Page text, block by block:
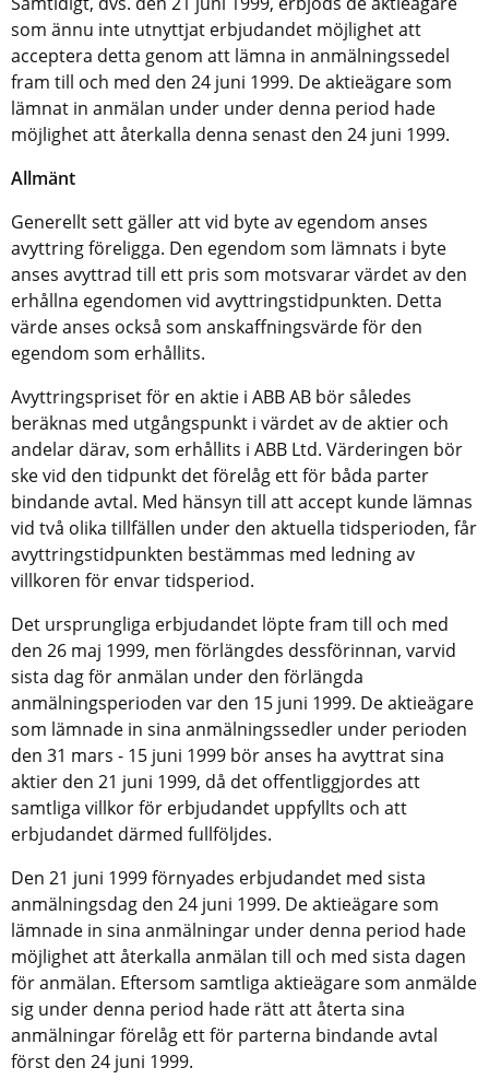
som ännu inte utnyttjat erbjudandet möjlighet att
acceptera detta genom att lämna in anmälningssedel
fram till och med den 24 juni 1999. De aktieägare som
lämnat in anmälan under under denna period hade
möjlighet att återkalla denna senast den 24 juni 1999.
Allmänt
Generellt sett gäller att vid byte av egendom anses
avyttring föreligga. Den egendom som lämnats i byte
anses avyttrad till ett pris som motsvarar värdet av den
erhållna egendomen vid avyttringstidpunkten. Detta
värde anses också som anskaffningsvärde för den
egendom som erhållits.
Avyttringspriset för en aktie i ABB AB bör således
beräknas med utgångspunkt i värdet av de aktier och
andelar därav, som erhållits i ABB Ltd. Värderingen bör
ske vid den tidpunkt det förelåg ett för båda parter
bindande avtal. Med hänsyn till att accept kunde lämnas
vid två olika tillfällen under den aktuella tidsperioden, får
avyttringstidpunkten bestämmas med ledning av
villkoren för envar tidsperiod.
Det ursprungliga erbjudandet löpte fram till och med
den 26 maj 1999, men förlängdes dessförinnan, varvid
sista dag för anmälan under den förlängda
anmälningsperioden var den 15 juni 1999. De aktieägare
som lämnade in sina anmälningssedler under perioden
den 31 mars - 15 juni 1999 bör anses ha avyttrat sina
aktier den 21 juni 1999, då det offentliggjordes att
samtliga villkor för erbjudandet uppfyllts och att
erbjudandet därmed fullföljdes.
Den 21 juni 1999 förnyades erbjudandet med sista
anmälningsdag den 24 juni 1999. De aktieägare som
lämnade in sina anmälningar under denna period hade
möjlighet att återkalla anmälan till och med sista dagen
för anmälan. Eftersom samtliga aktieägare som anmälde
sig under denna period hade rätt att återta sina
anmälningar förelåg ett för parterna bindande avtal
först den 24 juni 1999.